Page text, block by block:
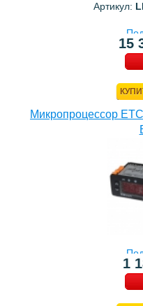
Артикул:
15
Микропроцессор
1